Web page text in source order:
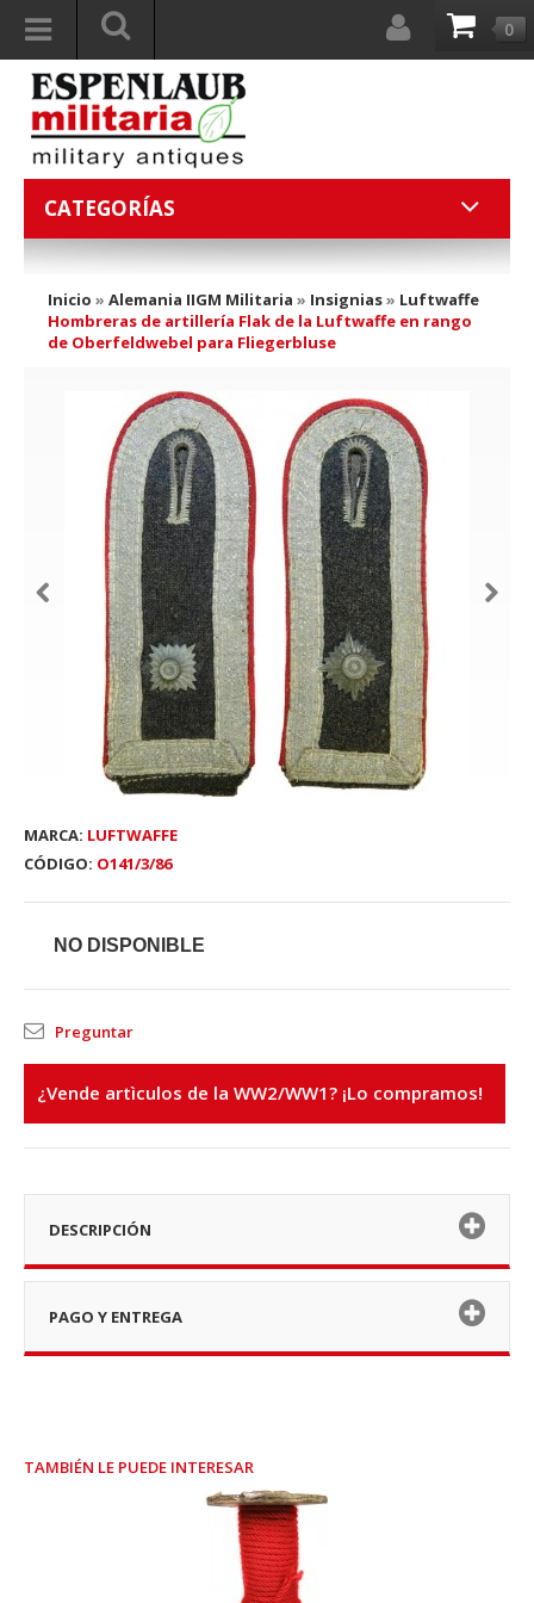
0
CATEGORÍAS
Inicio » Alemania IIGM Militaria » Insignias» Luftwaffe
Hombreras de artillería Flak de la Luftwaffe en rango
de Oberfeldwebel para Fliegerbluse
MARCA: LUFTWAFFE
CÓDIGO: O141/3/86
NO DISPONIBLE
Preguntar
¿Vende artìculos de la WW2/WW1? ¡Lo compramos!
DESCRIPCIÓN
PAGO Y ENTREGA
TAMBIÉN LE PUEDE INTERESAR